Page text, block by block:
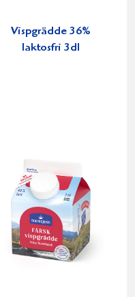
Vispgrädde 36%
laktosfri 3dl